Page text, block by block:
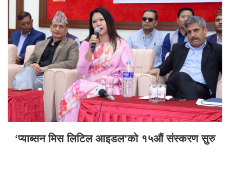
‘प्याब्सन मिस लिटिल आइडल’को १५औं संस्करण सुरु